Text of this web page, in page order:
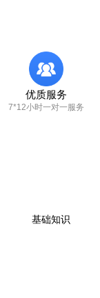
优质服务
7*12小时一对一服务
基础知识